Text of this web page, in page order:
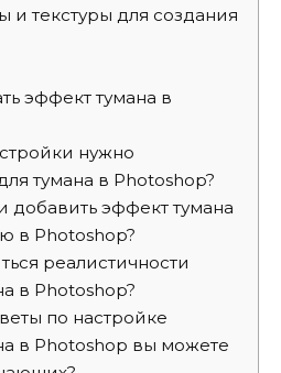
и текстуры для создания
эффект тумана в
нужно
тумана в Photoshop?
добавить эффект тумана
в Photoshop?
реалистичности
в Photoshop?
по настройке
в Photoshop вы можете